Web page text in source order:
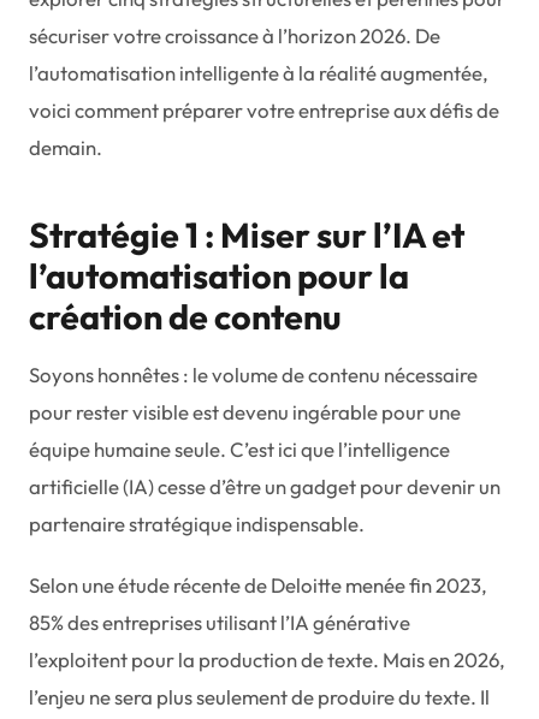
sécuriser votre croissance à l’horizon 2026. De
l’automatisation intelligente à la réalité augmentée,
voici comment préparer votre entreprise aux défis de
demain.
Stratégie 1 : Miser sur l’IA et
l’automatisation pour la
création de contenu
Soyons honnêtes : le volume de contenu nécessaire
pour rester visible est devenu ingérable pour une
équipe humaine seule. C’est ici que l’intelligence
artificielle (IA) cesse d’être un gadget pour devenir un
partenaire stratégique indispensable.
Selon une étude récente de Deloitte menée fin 2023,
85% des entreprises utilisant l’IA générative
l’exploitent pour la production de texte. Mais en 2026,
l’enjeu ne sera plus seulement de produire du texte. Il